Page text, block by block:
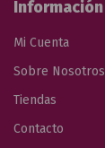
Información
Mi Cuenta
Sobre Nosotros
Tiendas
Contacto